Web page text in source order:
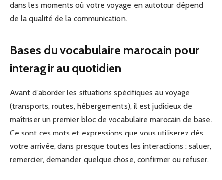
dans les moments où votre voyage en autotour dépend
de la qualité de la communication.
Bases du vocabulaire marocain pour
interagir au quotidien
Avant d’aborder les situations spécifiques au voyage
(transports, routes, hébergements), il est judicieux de
maîtriser un premier bloc de vocabulaire marocain de base.
Ce sont ces mots et expressions que vous utiliserez dès
votre arrivée, dans presque toutes les interactions : saluer,
remercier, demander quelque chose, confirmer ou refuser.